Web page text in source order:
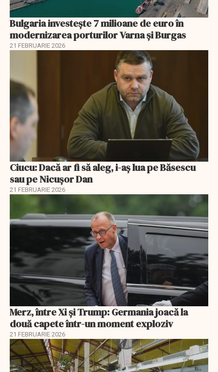
Bulgaria investește 7 milioane de euro în
modernizarea porturilor Varna și Burgas
21 FEBRUARIE 2026
Ciucu: Dacă ar fi să aleg, i-aș lua pe Băsescu
sau pe Nicușor Dan
21 FEBRUARIE 2026
Merz, între Xi și Trump: Germania joacă la
două capete într-un moment exploziv
21 FEBRUARIE 2026